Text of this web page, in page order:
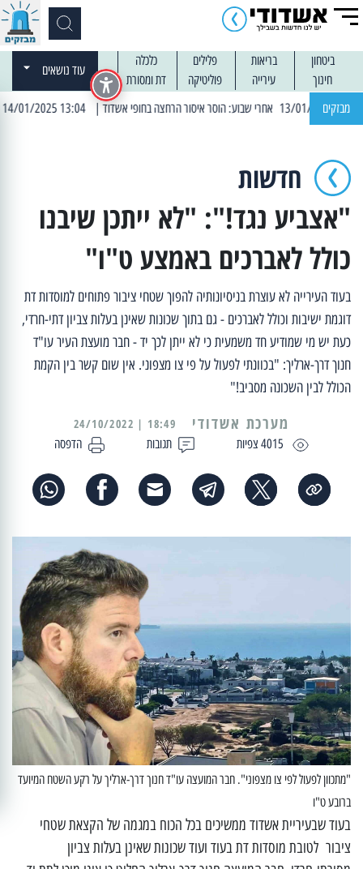
ביטחון בריאות פלילים
כלכלה
חינוך
עירייה פוליטיקה דת ומסורת
עוד נושאים
מבזקים | 13:04 14/01/2025 עובדים בלילות: עבודות קרצוף וריבוד אספלט
חדשות
"אצביע נגד!": "לא ייתכן שיבנו
כולל לאברכים באמצע ט"ו"
בעוד העירייה לא עוצרת בניסיונותיה להפוך שטחי ציבור פתוחים למוסדות דת
דוגמת ישיבות וכולל לאברכים - גם בתוך שכונות שאינן בעלות צביון דתי-חרדי,
כעת יש מי שמודיע חד משמעית כי לא ייתן לכך יד - חבר מועצת העיר עו"ד
חנוך דרך-ארליך: "בכוונתי לפעול על פי צו מצפוני. אין שום קשר בין הקמת
הכולל לבין השכונה מסביב!"
4015 צפיות תגובות הדפסה
מערכת אשדודי 18:49 | 24/10/2022
"מתכוון לפעול לפי צו מצפוני". חבר המועצה עו"ד חנוך דרך-ארליך על רקע השטח המיועד
ברובע ט"ו
בעוד שבעיריית אשדוד ממשיכים בכל הכוח במגמה של הקצאת שטחי
ציבור לטובת מוסדות דת בעוד ועוד שכונות שאינן בעלות צביון